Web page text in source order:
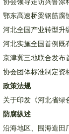
协会领导走访
鄂东高速桥梁钢筋
河北全国产业转
河北实施全国首例
京津冀三地联合
协会团体标准制
政策法规
关于印发《河北省
防腐纵述
沿海地区、围海